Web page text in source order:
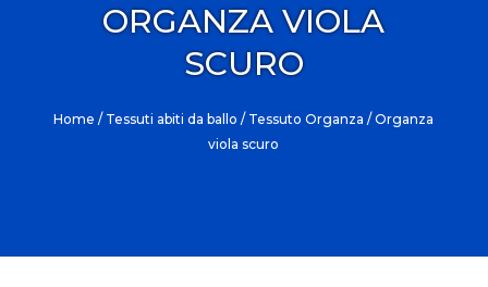
ORGANZA VIOLA
SCURO
Home / Tessuti abiti da ballo / Tessuto Organza / Organza
viola scuro